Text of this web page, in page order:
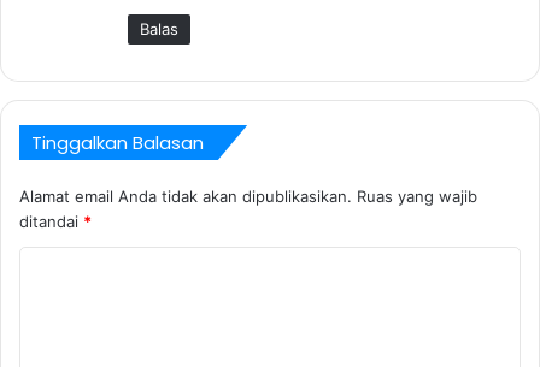
Balas
Tinggalkan Balasan
Alamat email Anda tidak akan dipublikasikan. Ruas yang wajib
ditandai *